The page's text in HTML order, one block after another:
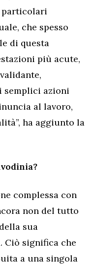
particolari
che spesso
di questa
più acute,
semplici azioni
al lavoro,
ha aggiunto la
complessa con
non del tutto
sua
Ciò significa che
a una singola